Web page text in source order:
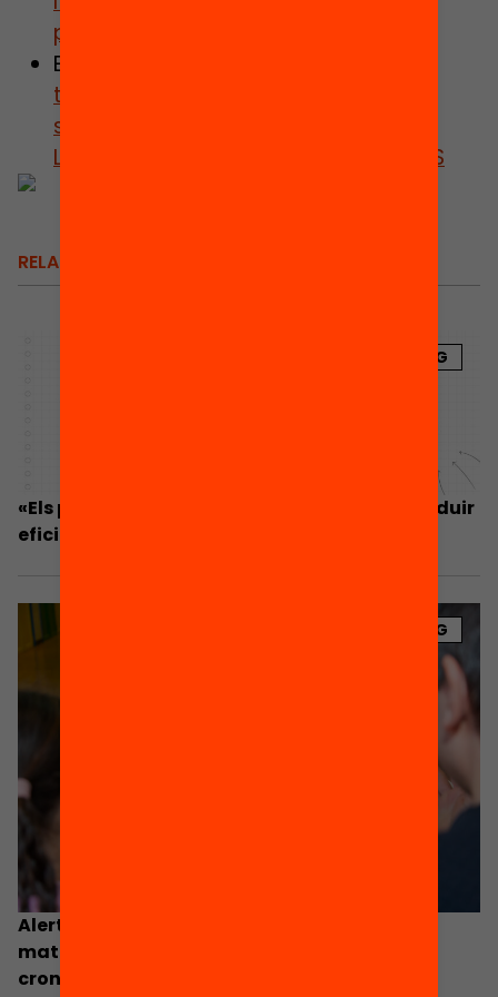
pràctiques educatives”
ENTREVISTA.
transformadora dels programes de
suport educatiu: l’experiència amb
LECXIT, MATH TUTORING i PENTABILITIES
RELACIONATS
BLOG
«Els programes de suport educatiu poden reduir
eficientment les desigualtats educatives»
BLOG
Alerta per l’acusat descens en competència
matemàtica: com podem evitar la seva
cronificació?